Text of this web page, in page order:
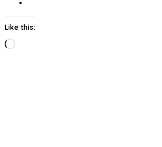
Like this:
Loading…